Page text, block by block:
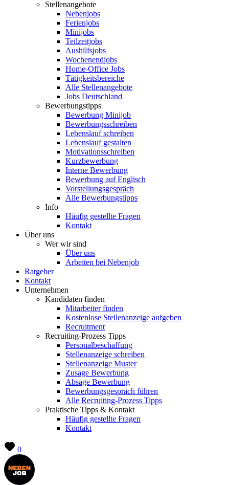
Stellenangebote
Nebenjobs
Ferienjobs
Minijobs
Teilzeitjobs
Aushilfsjobs
Wochenendjobs
Home-Office Jobs
Tätigkeitsbereiche
Alle Stellenangebote
Jobs Deutschland
Bewerbungstipps
Bewerbung Minijob
Bewerbungsschreiben
Lebenslauf schreiben
Lebenslauf gestalten
Motivationsschreiben
Kurzbewerbung
Interne Bewerbung
Bewerbung auf Englisch
Vorstellungsgespräch
Alle Bewerbungstipps
Info
Häufig gestellte Fragen
Kontakt
Über uns
Wer wir sind
Über uns
Arbeiten bei Nebenjob
Ratgeber
Kontakt
Unternehmen
Kandidaten finden
Mitarbeiter finden
Kostenlose Stellenanzeige aufgeben
Recruitment
Recruiting-Prozess Tipps
Personalbeschaffung
Stellenanzeige schreiben
Stellenanzeige Muster
Zusage Bewerbung
Absage Bewerbung
Bewerbungsgespräch führen
Alle Recruiting-Prozess Tipps
Praktische Tipps & Kontakt
Häufig gestellte Fragen
Kontakt
0